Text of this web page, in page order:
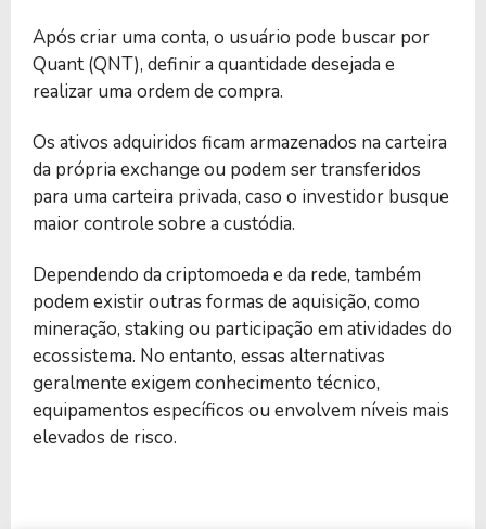
Após criar uma conta, o usuário pode buscar por
Quant (QNT), definir a quantidade desejada e
realizar uma ordem de compra.
Os ativos adquiridos ficam armazenados na carteira
da própria exchange ou podem ser transferidos
para uma carteira privada, caso o investidor busque
maior controle sobre a custódia.
Dependendo da criptomoeda e da rede, também
podem existir outras formas de aquisição, como
mineração, staking ou participação em atividades do
ecossistema. No entanto, essas alternativas
geralmente exigem conhecimento técnico,
equipamentos específicos ou envolvem níveis mais
elevados de risco.